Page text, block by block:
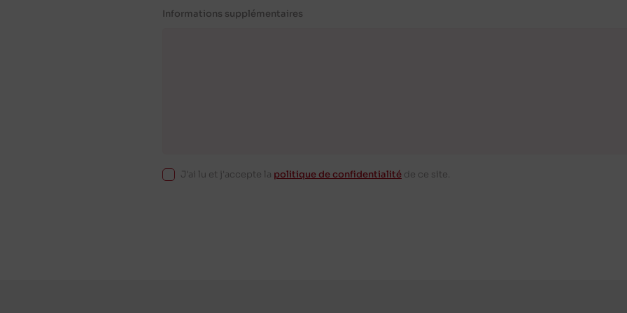
Informations supplémentaires
J'ai lu et j'accepte la politique de confidentialité de ce site.